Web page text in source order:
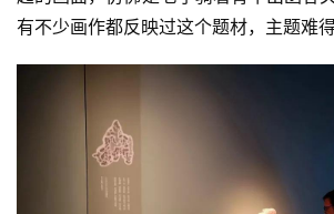
有不少画作都反映过这个题材，主题难